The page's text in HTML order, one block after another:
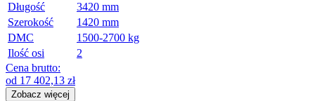
Długość
3420 mm
Szerokość
1420 mm
DMC
1500-2700 kg
Ilość osi
2
Cena brutto:
od 17 402,13 zł
Zobacz więcej